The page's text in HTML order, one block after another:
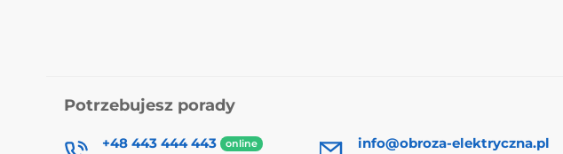
Potrzebujesz porady
+48 443 444 443 online info@obroza-elektryczna.pl